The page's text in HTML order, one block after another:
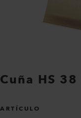
Cuña HS
ARTÍCULO